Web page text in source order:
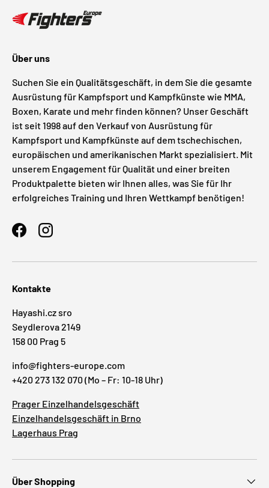
Über uns
Suchen Sie ein Qualitätsgeschäft, in dem Sie die gesamte
Ausrüstung für Kampfsport und Kampfkünste wie MMA,
Boxen, Karate und mehr finden können? Unser Geschäft
ist seit 1998 auf den Verkauf von Ausrüstung für
Kampfsport und Kampfkünste auf dem tschechischen,
europäischen und amerikanischen Markt spezialisiert. Mit
unserem Engagement für Qualität und einer breiten
Produktpalette bieten wir Ihnen alles, was Sie für Ihr
erfolgreiches Training und Ihren Wettkampf benötigen!
FacebookInstagram
Kontakte
Hayashi.cz sro
Seydlerova 2149
158 00 Prag 5
info@fighters-europe.com
+420 273 132 070 (Mo – Fr: 10-18 Uhr)
Prager Einzelhandelsgeschäft
Einzelhandelsgeschäft in Brno
Lagerhaus Prag
Über Shopping